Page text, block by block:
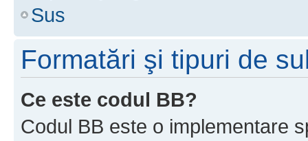
Sus
Formatări şi tipuri de
Ce este codul BB?
Codul BB este o implementare